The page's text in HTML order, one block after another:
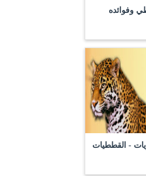
وفوائده
- القططيات